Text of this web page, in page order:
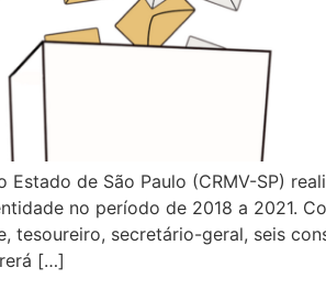
Estado de São Paulo (CRMV-SP)
no período de 2018 a 2021.
tesoureiro, secretário-geral, seis
[…]